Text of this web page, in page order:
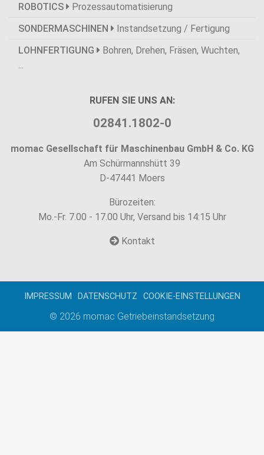
ROBOTICS
Prozessautomatisierung
SONDERMASCHINEN
Instandsetzung / Fertigung
LOHNFERTIGUNG
Bohren, Drehen, Fräsen, Wuchten,
...
RUFEN SIE UNS AN:
02841.1802-0
momac Gesellschaft für Maschinenbau GmbH & Co. KG
Am Schürmannshütt 39
D-47441 Moers
Bürozeiten:
Mo.-Fr. 7.00 - 17.00 Uhr, Versand bis 14:15 Uhr
Kontakt
IMPRESSUM DATENSCHUTZ COOKIE-EINSTELLUNGEN
© 2026 momac Getriebeinstandsetzung